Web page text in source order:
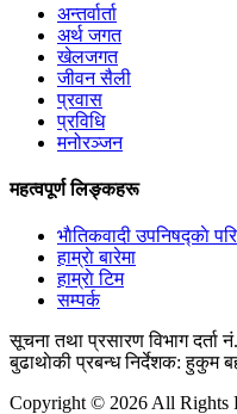
अन्तर्वार्ता
अर्थ जगत
खेलजगत
जीवन सैली
प्रवास
प्रविधि
मनोरञ्जन
महत्वपूर्ण लिङ्कहरू
भाैतिकवादी उपनिषद्काे
हाम्राे बारेमा
हाम्राे टिम
सम्पर्क
सूचना तथा प्रसारण विभाग
बुढाथाेकी प्रबन्ध निर्देशक: हुकुम
Copyright © 2026 All Rights